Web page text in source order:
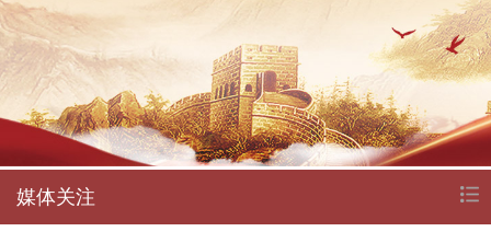
媒体关注